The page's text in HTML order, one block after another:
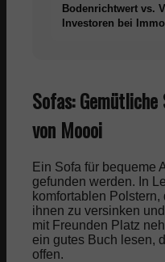
Bodenrichtwert vs.
Investoren bei
Sofas:
von Moooi
Ein Sofa für bequeme
gefunden werden. In
komfortablen
ihnen zu versinken
mit Freunden Platz
ein gutes Buch lesen,
offen.